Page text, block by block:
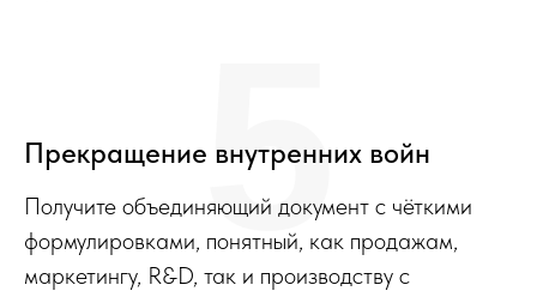
Прекращение внутренних войн
Получите объединяющий документ с чёткими
формулировками, понятный, как продажам,
маркетингу, R&D, так и производству с
5